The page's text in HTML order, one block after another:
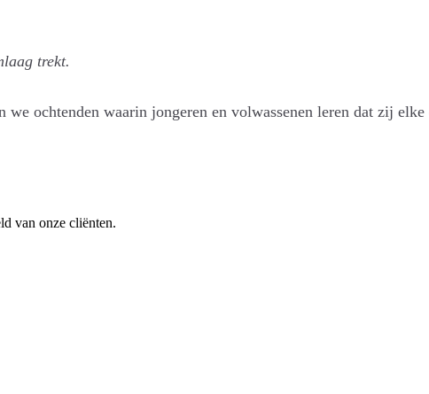
trekt.
ochtenden waarin jongeren en volwassenen leren dat zij
van onze cliënten.